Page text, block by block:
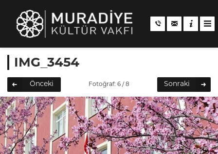
IMG_3454
Önceki Fotoğraf: 6 / 8 Sonraki